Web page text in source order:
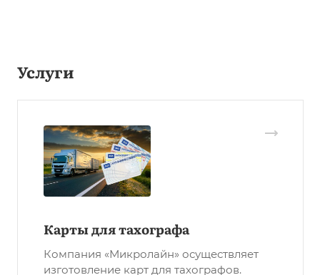
Услуги
Карты для тахографа
Компания «Микролайн» осуществляет
изготовление карт для тахографов.